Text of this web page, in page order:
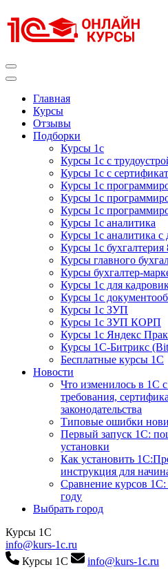
к
содержимому
Главная
Курсы
Отзывы
Подборки
Курсы 1с
Курсы 1с с
Курсы 1с с
Курсы 1с
Курсы 1с
Курсы 1с
Курсы 1с аналитика
Курсы 1с аналитика
Курсы 1с бухгалтерия
Курсы главного
Курсы бухгалтер-
Курсы 1с для
Курсы 1с
Курсы 1с ЗУП
Курсы 1с ЗУП КОРП
Курсы 1с Яндекс
Курсы 1С-Битрикс
Бесплатные курсы 1С
Новости
Что изменилось в 1С
требования,
законодательства
Типовые ошибки
Первый запуск 1С:
установки
Как установить
инструкция для
Сравнение курсов 1С:
году
Выбрать город
Курсы 1С
info@kurs-1c.ru
Курсы 1С
info@kurs-1c.ru